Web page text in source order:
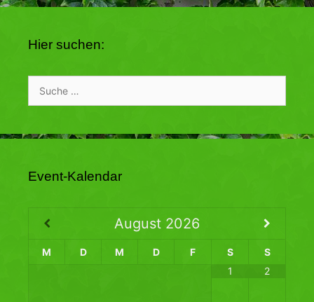
Hier suchen:
nach:
Event-Kalendar
August 2026
M D M D F S
S
1
2